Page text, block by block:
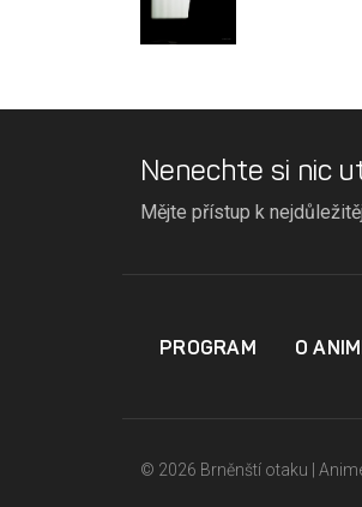
Nenechte si nic
Mějte přístup k
PROGRAM O
© 2026 Brněnští otaku |